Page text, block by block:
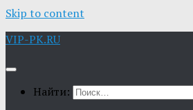
Skip to content
VIP-PK.RU
Найти: